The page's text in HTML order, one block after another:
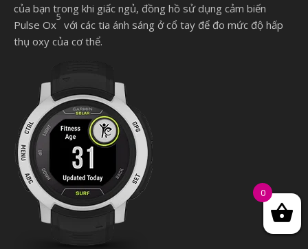
của bạn trong khi giấc ngủ, đồng hồ sử dụng cảm biến
Pulse Ox
5
với các tia ánh sáng ở cổ tay để đo mức độ hấp
thụ oxy của cơ thể.
0